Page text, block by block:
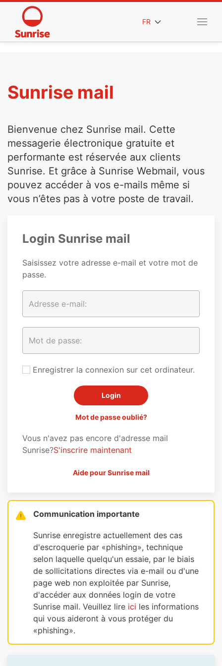
FR
Sunrise mail
Bienvenue chez Sunrise mail. Cette
messagerie électronique gratuite et
performante est réservée aux clients
Sunrise. Et grâce à Sunrise Webmail, vous
pouvez accéder à vos e-mails même si
vous n’êtes pas à votre poste de travail.
Login Sunrise mail
Saisissez votre adresse e-mail et votre mot de
passe.
Enregistrer la connexion sur cet ordinateur.
Mot de passe oublié?
Vous n'avez pas encore d'adresse mail
Sunrise?S'inscrire maintenant
Aide pour Sunrise mail
Communication importante
Sunrise enregistre actuellement des cas
d'escroquerie par «phishing», technique
selon laquelle quelqu'un essaie, par le biais
de sollicitations directes via e-mail ou d'une
page web non exploitée par Sunrise,
d'accéder aux données login de votre
Sunrise mail. Veuillez lire ici les informations
qui vous aideront à vous protéger du
«phishing».